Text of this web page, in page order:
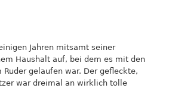
Jahren mitsamt seiner
Haushalt auf, bei dem es mit den
Ruder gelaufen war. Der gefleckte,
war dreimal an wirklich tolle